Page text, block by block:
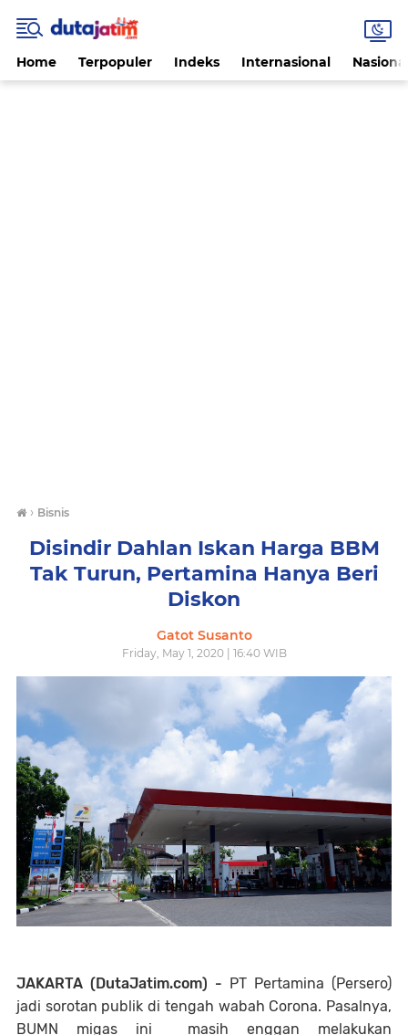
Home Terpopuler Indeks Internasional
› Bisnis
Disindir Dahlan Iskan Harga BBM
Tak Turun, Pertamina Hanya Beri
Diskon
Gatot Susanto
Friday, May 1, 2020 | 16:40 WIB
JAKARTA (DutaJatim.com) - PT Pertamina (Persero)
jadi sorotan publik di tengah wabah Corona. Pasalnya,
BUMN migas ini masih enggan melakukan